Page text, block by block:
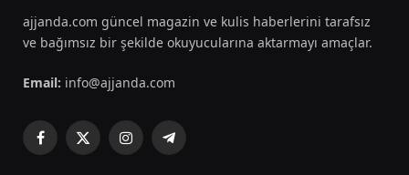
ajjanda.com güncel magazin ve kulis haberlerini tarafsız
ve bağımsız bir şekilde okuyucularına aktarmayı amaçlar.
Email: info@ajjanda.com
Facebook
X
InstagramTelegram